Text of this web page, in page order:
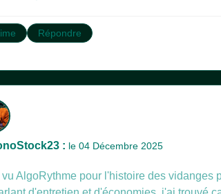
Répondre
: le 04 Décembre 2025
vu AlgoRythme pour l'histoire des vidanges